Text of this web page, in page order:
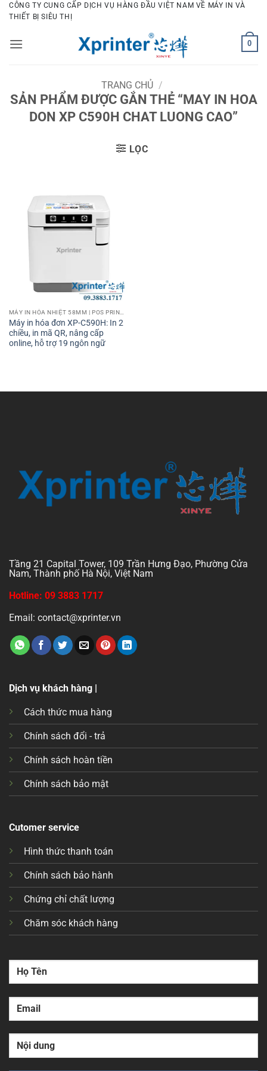
Bỏ
qua
dung
CÔNG TY CUNG CẤP DỊCH VỤ HÀNG ĐẦU VIỆT NAM VỀ MÁY IN VÀ
THIẾT BỊ SIÊU THỊ
0
TRANG CHỦ /
SẢN PHẨM ĐƯỢC GẮN THẺ “MAY IN HOA
DON XP C590H CHAT LUONG CAO”
LỌC
Máy in hóa đơn XP-C590H: In 2
chiều, in mã QR, nâng cấp
online, hỗ trợ 19 ngôn ngữ
Tầng 21 Capital Tower, 109 Trần Hưng Đạo, Phường Cửa
Nam, Thành phố Hà Nội, Việt Nam
Hotline: 09 3883 1717
Email: contact@xprinter.vn
Dịch vụ khách hàng |
Cách thức mua hàng
Chính sách đổi - trả
Chính sách hoàn tiền
Chính sách bảo mật
Cutomer service
Hình thức thanh toán
Chính sách bảo hành
Chứng chỉ chất lượng
Chăm sóc khách hàng